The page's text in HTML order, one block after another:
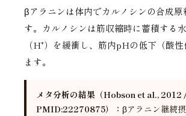
βアラニンは体内でカルノシンの合成原
す。カルノシンは筋収縮時に蓄積する
（H⁺）を緩衝し、筋内pHの低下（酸
ます。
メタ分析の結果（Hobson et al., 2012
PMID:22270875）： βアラニン継続